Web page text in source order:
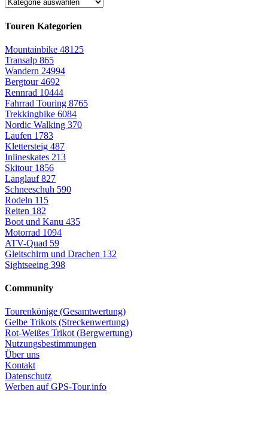
Touren Kategorien
Mountainbike 48125
Transalp 865
Wandern 24994
Bergtour4692
Rennrad 10444
Fahrrad Touring 8765
Trekkingbike 6084
Nordic Walking 370
Laufen 1783
Klettersteig 487
Inlineskates 213
Skitour 1856
Langlauf827
Schneeschuh 590
Rodeln 115
Reiten 182
Boot und Kanu 435
Motorrad 1094
ATV-Quad 59
Gleitschirm und Drachen 132
Sightseeing 398
Community
Tourenkönige (Gesamtwertung)
Gelbe Trikots (Streckenwertung)
Rot-Weißes Trikot (Bergwertung)
Nutzungsbestimmungen
Über uns
Kontakt
Datenschutz
Werben auf GPS-Tour.info